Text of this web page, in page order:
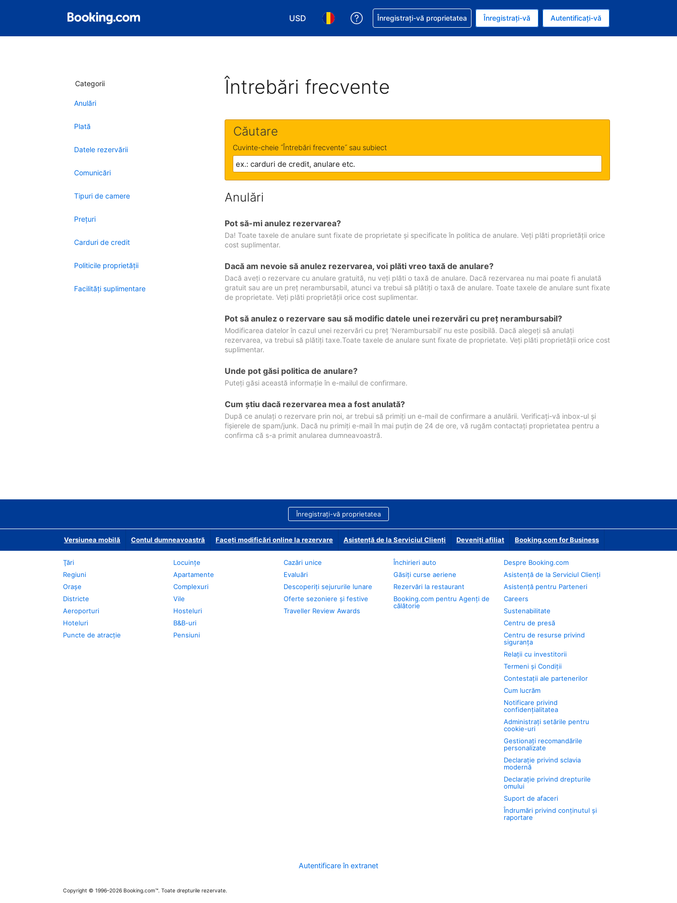
USD
Alegeţi moneda. Moneda actuală este Dolar american
Alegeți limba. Limba actuală este Română
Primiți asistență cu privire la rezervarea dvs.
Înregistrați-vă proprietatea Înregistrați-vă Autentificați-vă
Categorii
Anulări
Plată
Datele rezervării
Comunicări
Tipuri de camere
Preţuri
Carduri de credit
Politicile proprietății
Facilităţi suplimentare
Întrebări frecvente
Căutare
Cuvinte-cheie ˝Întrebări frecvente˝ sau subiect
Anulări
Pot să-mi anulez rezervarea?
Da! Toate taxele de anulare sunt fixate de proprietate și specificate în politica de anulare. Veți plăti proprietății orice
cost suplimentar.
Dacă am nevoie să anulez rezervarea, voi plăti vreo taxă de anulare?
Dacă aveți o rezervare cu anulare gratuită, nu veți plăti o taxă de anulare. Dacă rezervarea nu mai poate fi anulată
gratuit sau are un preț nerambursabil, atunci va trebui să plătiți o taxă de anulare. Toate taxele de anulare sunt fixate
de proprietate. Veți plăti proprietății orice cost suplimentar.
Pot să anulez o rezervare sau să modific datele unei rezervări cu preţ nerambursabil?
Modificarea datelor în cazul unei rezervări cu preț ‘Nerambursabil’ nu este posibilă. Dacă alegeți să anulați
rezervarea, va trebui să plătiți taxe.Toate taxele de anulare sunt fixate de proprietate. Veți plăti proprietății orice cost
suplimentar.
Unde pot găsi politica de anulare?
Puteți găsi această informație în e-mailul de confirmare.
Cum ştiu dacă rezervarea mea a fost anulată?
După ce anulați o rezervare prin noi, ar trebui să primiți un e-mail de confirmare a anulării. Verificați-vă inbox-ul și
fișierele de spam/junk. Dacă nu primiți e-mail în mai puțin de 24 de ore, vă rugăm contactați proprietatea pentru a
confirma că s-a primit anularea dumneavoastră.
Înregistrați-vă proprietatea
Versiunea mobilă Contul dumneavoastră Faceți modificări online la rezervare Asistență de la Serviciul Clienți Deveniţi afiliat Booking.com for Business
Ţări
Regiuni
Oraşe
Districte
Aeroporturi
Hoteluri
Puncte de atracţie
Locuințe
Apartamente
Complexuri
Vile
Hosteluri
B&B-uri
Pensiuni
Cazări unice
Evaluări
Descoperiți sejururile lunare
Oferte sezoniere și festive
Traveller Review Awards
Închirieri auto
Găsiți curse aeriene
Rezervări la restaurant
Booking.com pentru Agenți de
călătorie
Despre Booking.com
Asistență de la Serviciul Clienți
Asistență pentru Parteneri
Careers
Sustenabilitate
Centru de presă
Centru de resurse privind
siguranța
Relații cu investitorii
Termeni și Condiții
Contestații ale partenerilor
Cum lucrăm
Notificare privind
confidențialitatea
Administrați setările pentru
cookie-uri
Gestionați recomandările
personalizate
Declarație privind sclavia
modernă
Declarație privind drepturile
omului
Suport de afaceri
Îndrumări privind conținutul și
raportare
Autentificare în extranet
Copyright © 1996–2026 Booking.com™. Toate drepturile rezervate.